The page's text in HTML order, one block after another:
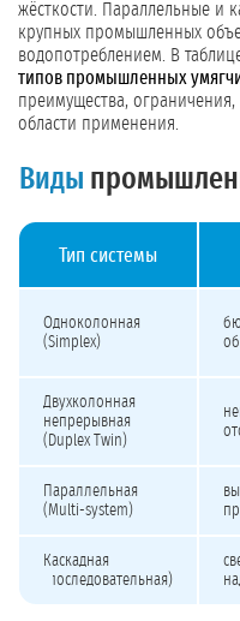
жёсткости. Параллельные и
крупных промышленных
водопотреблением. В
типов промышленных
преимущества,
области применения.
Виды
Тип системы
Одноколонная
(Simplex)
Двухколонная
непрерывная
(Duplex Twin)
Параллельная
(Multi-system)
Каскадная
(последовательная)